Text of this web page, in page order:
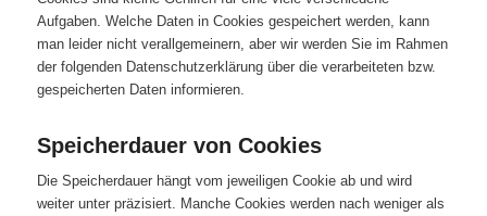
Aufgaben. Welche Daten in Cookies gespeichert werden, kann
man leider nicht verallgemeinern, aber wir werden Sie im Rahmen
der folgenden Datenschutzerklärung über die verarbeiteten bzw.
gespeicherten Daten informieren.
Speicherdauer von Cookies
Die Speicherdauer hängt vom jeweiligen Cookie ab und wird
weiter unter präzisiert. Manche Cookies werden nach weniger als